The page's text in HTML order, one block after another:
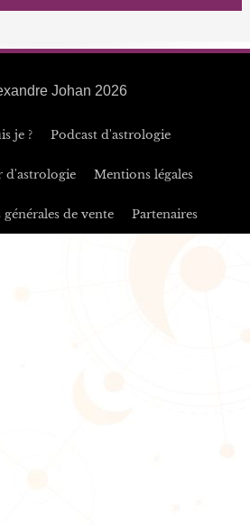
Johan 2026
je ? Podcast d'astrologie
d'astrologie Mentions légales
de vente Partenaires